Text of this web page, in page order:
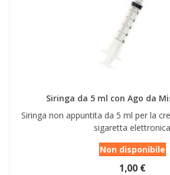
Siringa da 5 ml con Ago da
Siringa non appuntita da 5 ml per la
sigaretta elettronica
Non disponibile
1,00 €